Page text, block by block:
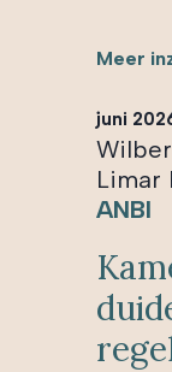
Meer
juni
Limar
ANBI